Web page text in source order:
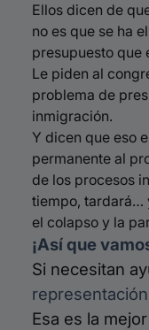
Ellos dicen de
no es que se ha
presupuesto que
Le piden al
problema de
inmigración.
Y dicen que eso
permanente al
de los procesos
tiempo, tardará…
el colapso y la
¡Así que
Si necesitan
Esa es la